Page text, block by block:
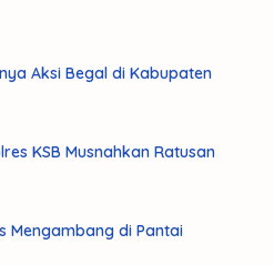
Aksi Begal di Kabupaten
KSB Musnahkan Ratusan
Mengambang di Pantai